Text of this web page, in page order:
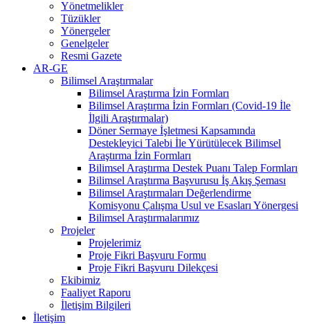
Yönetmelikler
Tüzükler
Yönergeler
Genelgeler
Resmi Gazete
AR-GE
Bilimsel Araştırmalar
Bilimsel Araştırma İzin Formları
Bilimsel Araştırma İzin Formları (Covid-19 İle
İlgili Araştırmalar)
Döner Sermaye İşletmesi Kapsamında
Destekleyici Talebi İle Yürütülecek Bilimsel
Araştırma İzin Formları
Bilimsel Araştırma Destek Puanı Talep Formları
Bilimsel Araştırma Başvurusu İş Akış Şeması
Bilimsel Araştırmaları Değerlendirme
Komisyonu Çalışma Usul ve Esasları Yönergesi
Bilimsel Araştırmalarımız
Projeler
Projelerimiz
Proje Fikri Başvuru Formu
Proje Fikri Başvuru Dilekçesi
Ekibimiz
Faaliyet Raporu
İletişim Bilgileri
İletişim